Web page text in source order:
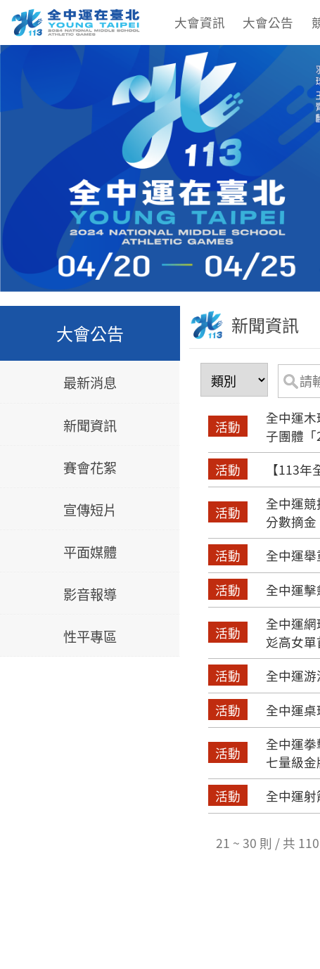
大會資訊 大會公告
大會公告
最新消息
新聞資訊
賽會花絮
宣傳短片
平面媒體
影音報導
性平專區
新聞資訊
活動
全中運
子團體「
活動 【113
活動
全中運
分數摘金
活動 全中運
活動
全中運
活動
全中運
彣高女
活動 全中運
活動
全中運
活動
全中運
七量級
活動 全中運
21 ~ 30 則 / 共